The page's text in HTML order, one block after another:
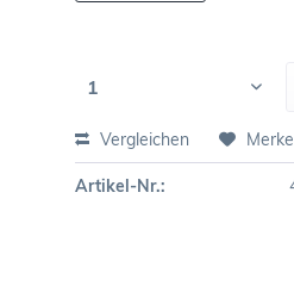
Vergleichen
Artikel-Nr.: